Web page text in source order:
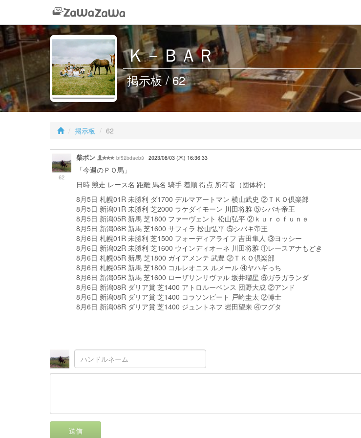
Ｋ－ＢＡＲ
掲示板 / 62
掲示板 62
62
柴ボン bf52bdaeb3 2023/08/03 (木) 16:36:33
「今週のＰＯ馬」
日時 競走 レース名 距離 馬名 騎手 着順 得点 所有者（団体枠）
8月5日 札幌01R 未勝利 ダ1700 デルマアートマン 横山武史 ②ＴＫＯ倶楽部
8月5日 新潟01R 未勝利 芝2000 ラケダイモーン 川田将雅 ⑤シバキ帝王
8月5日 新潟05R 新馬 芝1800 ファーヴェント 松山弘平 ②ｋｕｒｏｆｕｎｅ
8月5日 新潟06R 新馬 芝1600 サフィラ 松山弘平 ⑤シバキ帝王
8月6日 札幌01R 未勝利 芝1500 フォーディアライフ 吉田隼人 ③ヨッシー
8月6日 新潟02R 未勝利 芝1600 ウインディオーネ 川田将雅 ①レースアナもどき
8月6日 札幌05R 新馬 芝1800 ガイアメンテ 武豊 ②ＴＫＯ倶楽部
8月6日 札幌05R 新馬 芝1800 コルレオニス ルメール ④ヤハギっち
8月6日 新潟05R 新馬 芝1600 ローザサンリヴァル 坂井瑠星 ⑥ガラガランダ
8月6日 新潟08R ダリア賞 芝1400 アトロルーベンス 団野大成 ②アンド
8月6日 新潟08R ダリア賞 芝1400 コラソンビート 戸崎圭太 ②博士
8月6日 新潟08R ダリア賞 芝1400 ジュントネフ 岩田望来 ④フグタ
送信